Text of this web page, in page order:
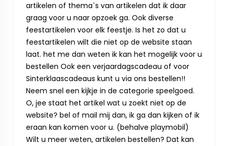
artikelen of thema`s van artikelen dat ik daar
graag voor u naar opzoek ga. Ook diverse
feestartikelen voor elk feestje. Is het zo dat u
feestartikelen wilt die niet op de website staan
laat. het me dan weten ik kan het mogelijk voor u
bestellen Ook een verjaardagscadeau of voor
Sinterklaascadeaus kunt u via ons bestellen!!
Neem snel een kijkje in de categorie speelgoed.
O, jee staat het artikel wat u zoekt niet op de
website? bel of mail mij dan, ik ga dan kijken of ik
eraan kan komen voor u. (behalve playmobil)
Wilt u meer weten, artikelen bestellen? Dat kan